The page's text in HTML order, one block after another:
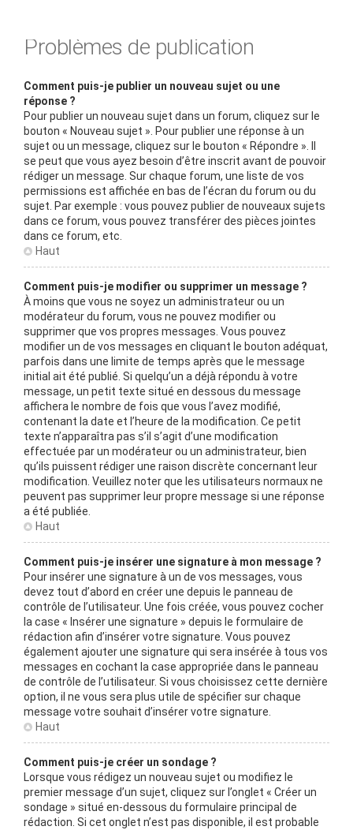
Problèmes de publication
Comment puis-je publier un nouveau sujet ou une
réponse ?
Pour publier un nouveau sujet dans un forum, cliquez sur le
bouton « Nouveau sujet ». Pour publier une réponse à un
sujet ou un message, cliquez sur le bouton « Répondre ». Il
se peut que vous ayez besoin d’être inscrit avant de pouvoir
rédiger un message. Sur chaque forum, une liste de vos
permissions est affichée en bas de l’écran du forum ou du
sujet. Par exemple : vous pouvez publier de nouveaux sujets
dans ce forum, vous pouvez transférer des pièces jointes
dans ce forum, etc.
Haut
Comment puis-je modifier ou supprimer un message ?
À moins que vous ne soyez un administrateur ou un
modérateur du forum, vous ne pouvez modifier ou
supprimer que vos propres messages. Vous pouvez
modifier un de vos messages en cliquant le bouton adéquat,
parfois dans une limite de temps après que le message
initial ait été publié. Si quelqu’un a déjà répondu à votre
message, un petit texte situé en dessous du message
affichera le nombre de fois que vous l’avez modifié,
contenant la date et l’heure de la modification. Ce petit
texte n’apparaîtra pas s’il s’agit d’une modification
effectuée par un modérateur ou un administrateur, bien
qu’ils puissent rédiger une raison discrète concernant leur
modification. Veuillez noter que les utilisateurs normaux ne
peuvent pas supprimer leur propre message si une réponse
a été publiée.
Haut
Comment puis-je insérer une signature à mon message ?
Pour insérer une signature à un de vos messages, vous
devez tout d’abord en créer une depuis le panneau de
contrôle de l’utilisateur. Une fois créée, vous pouvez cocher
la case « Insérer une signature » depuis le formulaire de
rédaction afin d’insérer votre signature. Vous pouvez
également ajouter une signature qui sera insérée à tous vos
messages en cochant la case appropriée dans le panneau
de contrôle de l’utilisateur. Si vous choisissez cette dernière
option, il ne vous sera plus utile de spécifier sur chaque
message votre souhait d’insérer votre signature.
Haut
Comment puis-je créer un sondage ?
Lorsque vous rédigez un nouveau sujet ou modifiez le
premier message d’un sujet, cliquez sur l’onglet « Créer un
sondage » situé en-dessous du formulaire principal de
rédaction. Si cet onglet n’est pas disponible, il est probable